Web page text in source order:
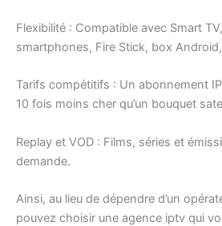
Flexibilité : Compatible avec Smart
smartphones, Fire Stick, box
Tarifs compétitifs : Un abonnement
10 fois moins cher qu’un bouquet
Replay et VOD : Films, séries et
demande.
Ainsi, au lieu de dépendre d’un
pouvez choisir une agence iptv qui